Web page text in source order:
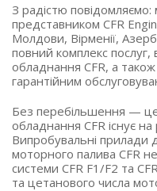
З радістю повідомляємо:
представником CFR
Молдови, Вірменії,
повний комплекс
обладнання CFR, а
гарантійним
Без перебільшення — це
обладнання CFR існує
Випробувальні прилади
моторного палива CFR
системи CFR F1/F2 та
та цетанового числа